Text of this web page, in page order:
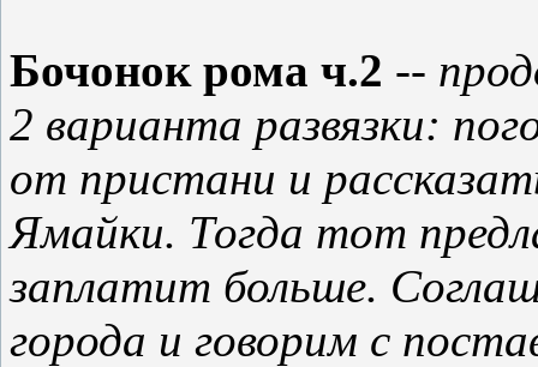
Бочонок рома ч.2 --
2 варианта развязки:
от пристани и
Ямайки. Тогда тот
заплатит больше.
города и говорим с